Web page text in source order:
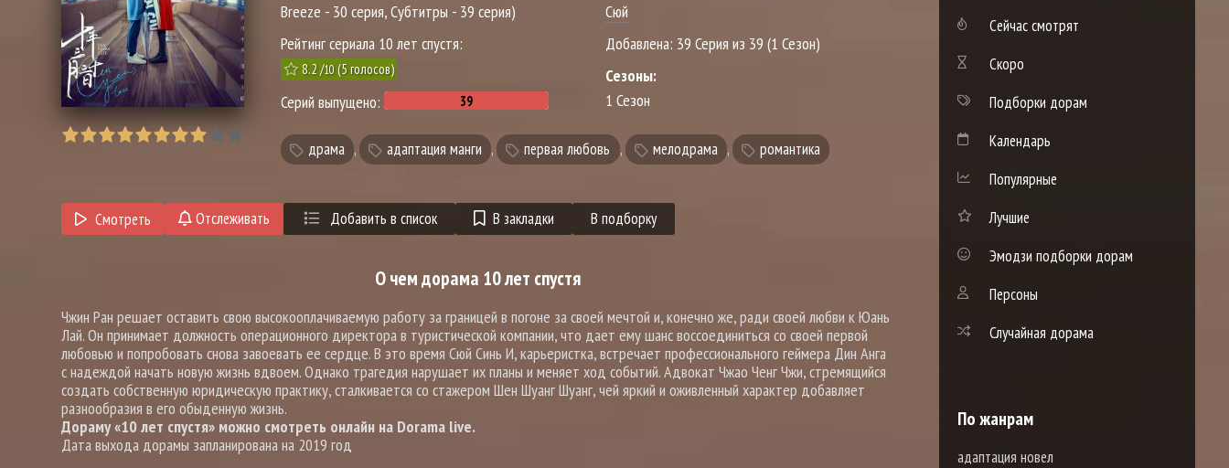
Breeze - 30 серия, Субтитры - 39 серия)
Рейтинг сериала 10 лет спустя:
8.2/10(5голосов)
Серий выпущено:
Сюй
Добавлена: 39 Серия из 39 (1 Сезон)
Сезоны:
1 Сезон
драма , адаптация манги , первая любовь , мелодрама , романтика
Смотреть Отслеживать Добавить в список В закладки В подборку
О чем дорама 10 лет спустя
Чжин Ран решает оставить свою высокооплачиваемую работу за границей в погоне за своей мечтой и, конечно же, ради своей любви к Юань
Лай. Он принимает должность операционного директора в туристической компании, что дает ему шанс воссоединиться со своей первой
любовью и попробовать снова завоевать ее сердце. В это время Сюй Синь И, карьеристка, встречает профессионального геймера Дин Анга
с надеждой начать новую жизнь вдвоем. Однако трагедия нарушает их планы и меняет ход событий. Адвокат Чжао Ченг Чжи, стремящийся
создать собственную юридическую практику, сталкивается со стажером Шен Шуанг Шуанг, чей яркий и оживленный характер добавляет
разнообразия в его обыденную жизнь.
Дораму «10 лет спустя» можно смотреть онлайн на Dorama live.
Дата выхода дорамы запланирована на 2019 год
Сейчас смотрят
Скоро
Подборки дорам
Календарь
Популярные
Лучшие
Эмодзи подборки дорам
Персоны
Случайная дорама
По жанрам
адаптация новел